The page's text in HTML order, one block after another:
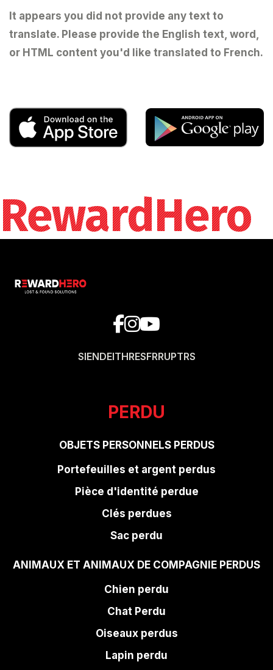
It appears you did not provide any text to
translate. Please provide the English text, word,
or HTML content you'd like translated to French.
RewardHero
SIENDEITHRESFRRUPTRS
PERDU
OBJETS PERSONNELS PERDUS
Portefeuilles et argent perdus
Pièce d'identité perdue
Clés perdues
Sac perdu
ANIMAUX ET ANIMAUX DE COMPAGNIE PERDUS
Chien perdu
Chat Perdu
Oiseaux perdus
Lapin perdu